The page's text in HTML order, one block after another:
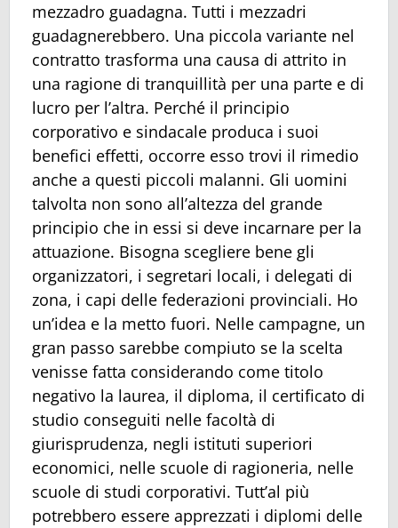
mezzadro guadagna. Tutti i mezzadri
guadagnerebbero. Una piccola variante nel
contratto trasforma una causa di attrito in
una ragione di tranquillità per una parte e di
lucro per l’altra. Perché il principio
corporativo e sindacale produca i suoi
benefici effetti, occorre esso trovi il rimedio
anche a questi piccoli malanni. Gli uomini
talvolta non sono all’altezza del grande
principio che in essi si deve incarnare per la
attuazione. Bisogna scegliere bene gli
organizzatori, i segretari locali, i delegati di
zona, i capi delle federazioni provinciali. Ho
un’idea e la metto fuori. Nelle campagne, un
gran passo sarebbe compiuto se la scelta
venisse fatta considerando come titolo
negativo la laurea, il diploma, il certificato di
studio conseguiti nelle facoltà di
giurisprudenza, negli istituti superiori
economici, nelle scuole di ragioneria, nelle
scuole di studi corporativi. Tutt’al più
potrebbero essere apprezzati i diplomi delle